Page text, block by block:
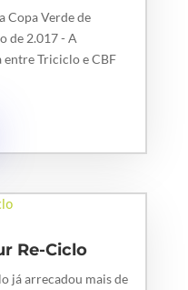
Copa Verde de
de 2.017 - A
Triciclo e CBF
Re-Ciclo
já arrecadou mais de